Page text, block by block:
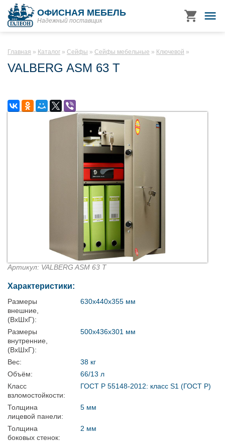
ОФИСНАЯ МЕБЕЛЬ
Надежный поставщик
Главная Каталог Сейфы Сейфы мебельные Ключевой
VALBERG ASM 63 T
Артикул: VALBERG ASM 63 T
Характеристики:
Размеры
внешние,
(ВхШхГ):
630x440x355 мм
Размеры
внутренние,
(ВхШхГ):
500x436x301 мм
Вес:
38 кг
Объём:
66/13 л
Класс
взломостойкости:
ГОСТ Р 55148-2012: класс S1 (ГОСТ Р)
Толщина
лицевой панели:
5 мм
Толщина
боковых стенок:
2 мм